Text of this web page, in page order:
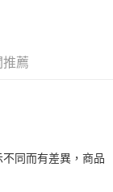
意方可使用
公司不負相關責
推薦
同而有差異，商品